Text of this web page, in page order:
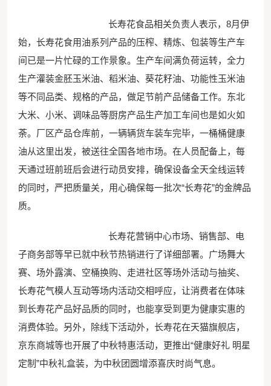
长寿花食品相关负责人表示，8月伊
始，长寿花食用油系列产品的压榨、精炼、包装等生产车
间已是一片忙碌的工作景象。生产车间满负荷运转，全力
生产灌装金胚玉米油、稻米油、葵花籽油、功能性玉米油
等不同品类、规格的产品，做足节前产品储备工作。东北
大米、小米、调味品等厨房产品生产加工车间也是如火如
荼。厂区产品仓库前，一辆辆货车装车完毕，一桶桶健康
油从这里出发，被送往全国各地市场。在人员配备上，每
天通过班前班后会进行动员安排，确保设备全天全线运转
的同时，严把质量关，用心确保每一批次“长寿花”的金牌品
质。
长寿花营销中心市场、销售部、电
子商务部等早已就中秋节热销进行了详细部署。广场舞大
赛、场外露演、空桶换购、走进社区等场外活动与抽奖、
长寿花气模人互动等场内活动交相呼应，让消费者在体味
到长寿花产品好品质的同时，也能享受到更为健康实惠的
消费体验。另外，除线下活动外，长寿花在天猫旗舰店，
京东商城等也开展了中秋特惠活动，更推出“健康好礼 明星
定制”中秋礼盒装，为中秋团圆增添喜庆时尚气息。